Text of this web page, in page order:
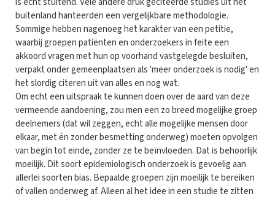
buitenland hanteerden een vergelijkbare methodologie.
Sommige hebben nagenoeg het karakter van een petitie,
waarbij groepen patiënten en onderzoekers in feite een
akkoord vragen met hun op voorhand vastgelegde besluiten,
verpakt onder gemeenplaatsen als 'meer onderzoek is nodig' en
het slordig citeren uit van alles en nog wat.
Om echt een uitspraak te kunnen doen over de aard van deze
vermeende aandoening, zou men een zo breed mogelijke groep
deelnemers (dat wil zeggen, echt alle mogelijke mensen door
elkaar, met én zonder besmetting onderweg) moeten opvolgen
van begin tot einde, zonder ze te beïnvloeden. Dat is behoorlijk
moeilijk. Dit soort epidemiologisch onderzoek is gevoelig aan
allerlei soorten bias. Bepaalde groepen zijn moeilijk te bereiken
of vallen onderweg af. Alleen al het idee in een studie te zitten